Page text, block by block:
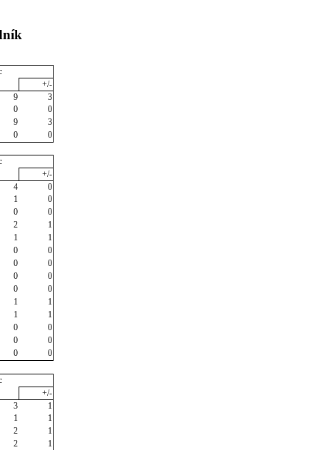
+/-
9
3
0
0
9
3
0
0
+/-
4
0
1
0
0
0
2
1
1
1
0
0
0
0
0
0
0
0
1
1
1
1
0
0
0
0
0
0
+/-
3
1
1
1
2
1
2
1